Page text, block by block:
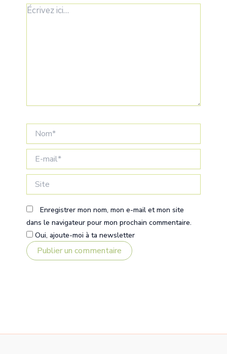
Écrivez
mail*
Enregistrer mon nom, mon e-mail et mon site
dans le navigateur pour mon prochain commentaire.
Oui, ajoute-moi à ta newsletter